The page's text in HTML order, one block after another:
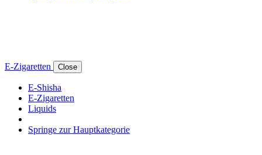
E-Zigaretten Close
E-Shisha
E-Zigaretten
Liquids
Springe zur Hauptkategorie